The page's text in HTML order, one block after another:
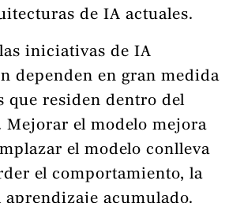
de IA actuales.
iniciativas de IA
dependen en gran medida
que residen dentro del
Mejorar el modelo mejora
el modelo conlleva
el comportamiento, la
aprendizaje acumulado.